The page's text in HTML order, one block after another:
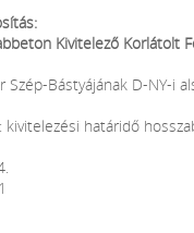
Kivitelező Korlátolt
Szép-Bástyájának D-NY-i
kivitelezési határidő